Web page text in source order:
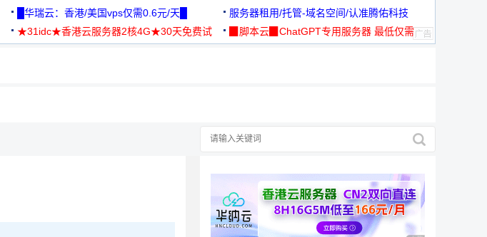
█华瑞云：香港/美国vps仅需0.6元/天█
服务器租用/托管-域名空间/认准腾佑科技
★31idc★香港云服务器2核4G★30天免费试
▉脚本云▉ChatGPT专用服务器 最低仅需